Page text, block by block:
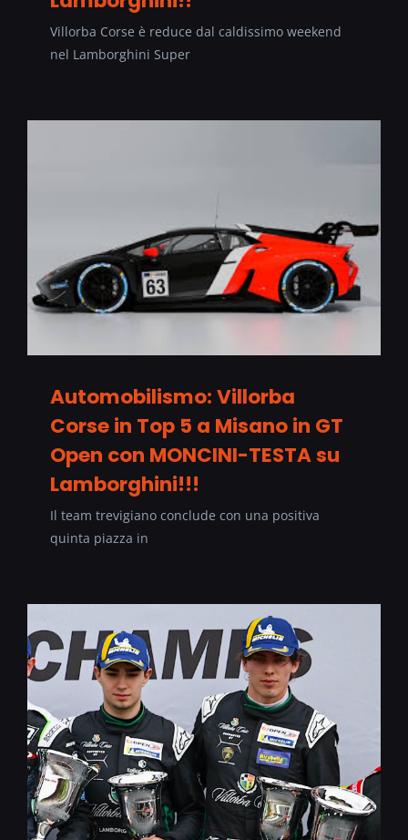
Villorba Corse è reduce dal caldissimo weekend
nel Lamborghini Super
Automobilismo: Villorba
Corse in Top 5 a Misano in GT
Open con MONCINI-TESTA su
Lamborghini!!!
Il team trevigiano conclude con una positiva
quinta piazza in